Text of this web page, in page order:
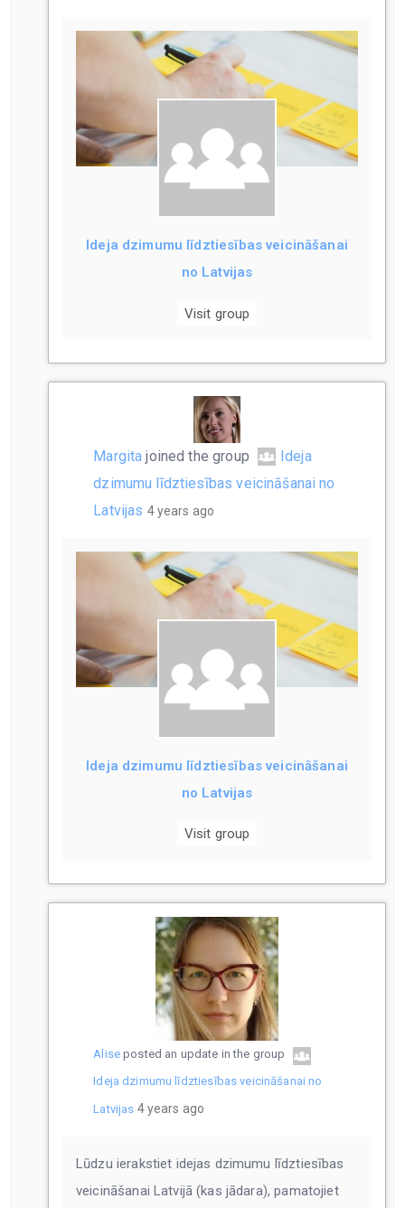
Ideja dzimumu līdztiesības veicināšanai
no Latvijas
Visit group
Margita joined the group
Ideja
dzimumu līdztiesības veicināšanai no
Latvijas 4 years ago
Ideja dzimumu līdztiesības veicināšanai
no Latvijas
Visit group
Aliseposted an update in the group
Ideja dzimumu līdztiesības veicināšanai no
Latvijas 4 years ago
Lūdzu ierakstiet idejas dzimumu līdztiesības
veicināšanai Latvijā (kas jādara), pamatojiet